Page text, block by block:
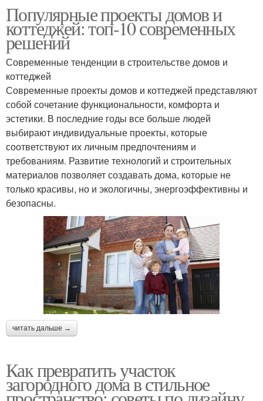
Популярные проекты домов и
коттеджей: топ-10 современных
решений
Современные тенденции в строительстве домов и
коттеджей
Современные проекты домов и коттеджей представляют
собой сочетание функциональности, комфорта и
эстетики. В последние годы все больше людей
выбирают индивидуальные проекты, которые
соответствуют их личным предпочтениям и
требованиям. Развитие технологий и строительных
материалов позволяет создавать дома, которые не
только красивы, но и экологичны, энергоэффективны и
безопасны.
читать дальше →
Как превратить участок
загородного дома в стильное